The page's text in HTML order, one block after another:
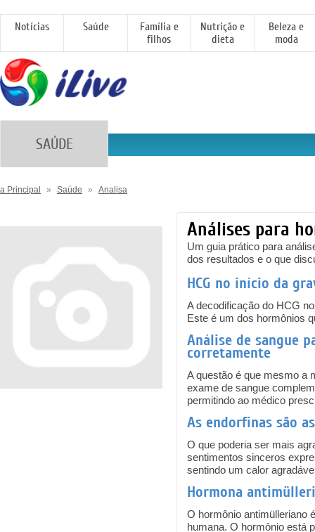
Notícias Saúde
Família e
filhos
Nutrição e
dieta
Beleza e
moda
SAÚDE
a Principal » Saúde » Analisa
Análises para
Um guia prático para
dos resultados e o que
HCG no início da
A decodificação do HCG
Este é um dos hormônios
Análise de sangue
corretamente
A questão é que mesmo a
exame de sangue
permitindo ao médico
As endorfinas são
O que poderia ser mais
sentimentos sinceros
sentindo um calor
Hormona
O hormônio antimülleriano
humana. O hormônio está